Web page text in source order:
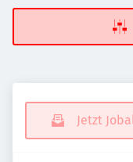
Jetzt